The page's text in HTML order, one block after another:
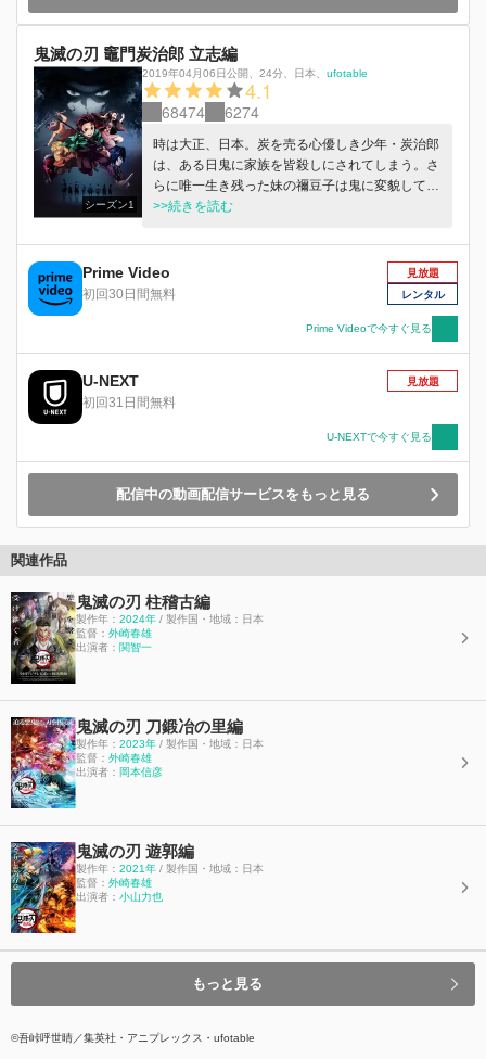
鬼滅の刃 竈門炭治郎 立志編
シーズン1
2019年04月06日公開 24分 日本 ufotable
4.1
68474 6274
時は大正、日本。炭を売る心優しき少年・炭治郎
は、ある日鬼に家族を皆殺しにされてしまう。さ
らに唯一生き残った妹の禰豆子は鬼に変貌してし
まった。絶望的な現実に打ちのめされる炭治郎だ
ため、鬼狩り”の道を進む決意をする。人と鬼と
が織りなす哀しき兄妹の物語が、今、始まる--！
>>続きを読む
Prime Video
初回30日間無料
見放題
レンタル
Prime Videoで今すぐ見る
U-NEXT
初回31日間無料
見放題
U-NEXTで今すぐ見る
配信中の動画配信サービスをもっと見る
関連作品
鬼滅の刃 柱稽古編
製作年： 2024年 / 製作国・地域：日本
監督： 外崎春雄
出演者： 関智一
鬼滅の刃 刀鍛冶の里編
製作年： 2023年 / 製作国・地域：日本
監督： 外崎春雄
出演者： 岡本信彦
鬼滅の刃 遊郭編
製作年： 2021年 / 製作国・地域：日本
監督： 外崎春雄
出演者： 小山力也
もっと見る
©吾峠呼世晴／集英社・アニプレックス・ufotable